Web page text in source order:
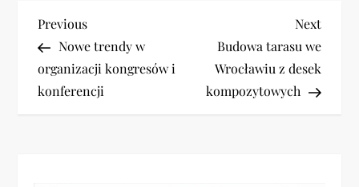
N
a
w
Previous
Post
Previous
Nowe trendy w
organizacji kongresów i
konferencji
Next
Post
Next
Budowa tarasu we
Wrocławiu z desek
kompozytowych